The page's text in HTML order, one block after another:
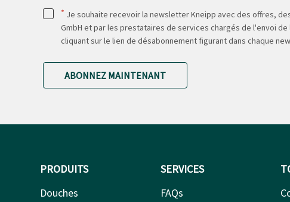
* Je souhaite recevoir la newsletter Kneipp avec des offres,
GmbH et par les prestataires de services chargés de l'envoi
cliquant sur le lien de désabonnement figurant dans chaque
ABONNEZ MAINTENANT
PRODUITS
Douches
SERVICES
FAQs